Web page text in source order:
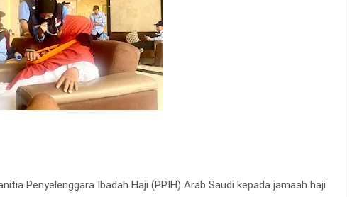
Penyelenggara Ibadah Haji (PPIH) Arab Saudi kepada jamaah haji